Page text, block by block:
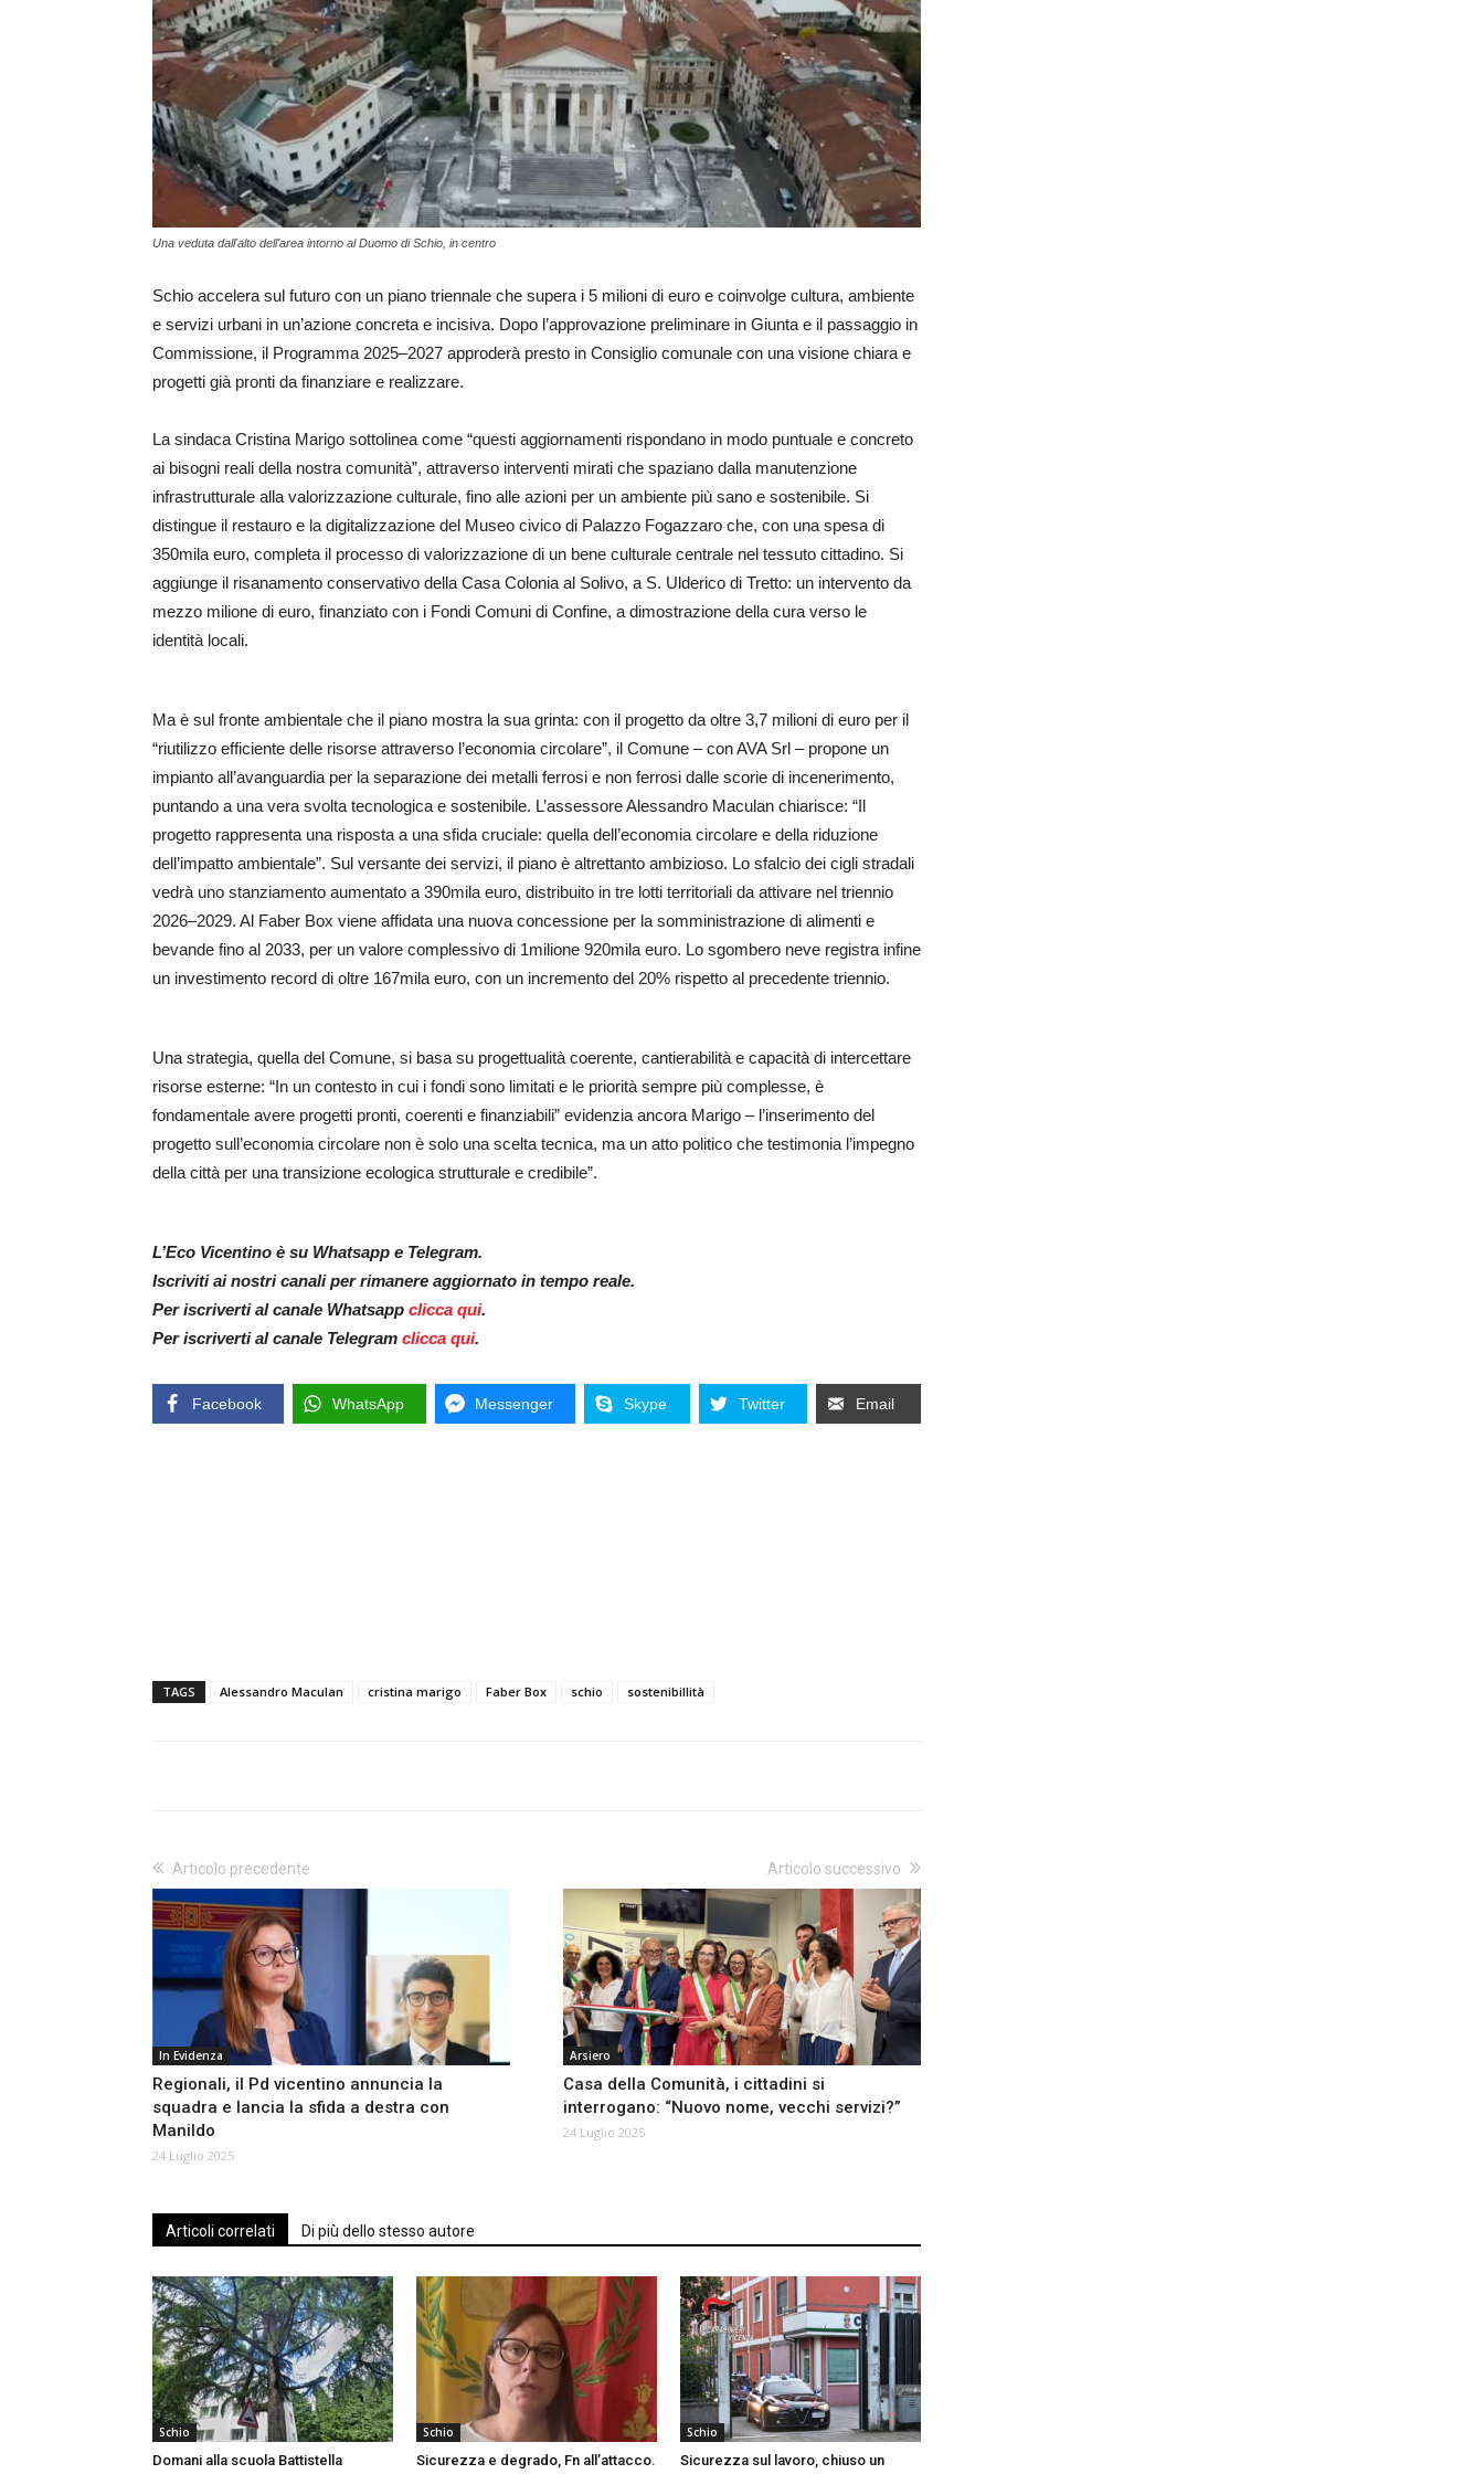
Una veduta dall'alto dell'area intorno al Duomo di Schio, in centro
Schio accelera sul futuro con un piano triennale che supera i 5 milioni di euro e coinvolge cultura, ambiente
e servizi urbani in un’azione concreta e incisiva. Dopo l’approvazione preliminare in Giunta e il passaggio in
Commissione, il Programma 2025–2027 approderà presto in Consiglio comunale con una visione chiara e
progetti già pronti da finanziare e realizzare.
La sindaca Cristina Marigo sottolinea come “questi aggiornamenti rispondano in modo puntuale e concreto
ai bisogni reali della nostra comunità”, attraverso interventi mirati che spaziano dalla manutenzione
infrastrutturale alla valorizzazione culturale, fino alle azioni per un ambiente più sano e sostenibile. Si
distingue il restauro e la digitalizzazione del Museo civico di Palazzo Fogazzaro che, con una spesa di
350mila euro, completa il processo di valorizzazione di un bene culturale centrale nel tessuto cittadino. Si
aggiunge il risanamento conservativo della Casa Colonia al Solivo, a S. Ulderico di Tretto: un intervento da
mezzo milione di euro, finanziato con i Fondi Comuni di Confine, a dimostrazione della cura verso le
identità locali.
Ma è sul fronte ambientale che il piano mostra la sua grinta: con il progetto da oltre 3,7 milioni di euro per il
“riutilizzo efficiente delle risorse attraverso l’economia circolare”, il Comune – con AVA Srl – propone un
impianto all’avanguardia per la separazione dei metalli ferrosi e non ferrosi dalle scorie di incenerimento,
puntando a una vera svolta tecnologica e sostenibile. L’assessore Alessandro Maculan chiarisce: “Il
progetto rappresenta una risposta a una sfida cruciale: quella dell’economia circolare e della riduzione
dell’impatto ambientale”. Sul versante dei servizi, il piano è altrettanto ambizioso. Lo sfalcio dei cigli stradali
vedrà uno stanziamento aumentato a 390mila euro, distribuito in tre lotti territoriali da attivare nel triennio
2026–2029. Al Faber Box viene affidata una nuova concessione per la somministrazione di alimenti e
bevande fino al 2033, per un valore complessivo di 1milione 920mila euro. Lo sgombero neve registra infine
un investimento record di oltre 167mila euro, con un incremento del 20% rispetto al precedente triennio.
Una strategia, quella del Comune, si basa su progettualità coerente, cantierabilità e capacità di intercettare
risorse esterne: “In un contesto in cui i fondi sono limitati e le priorità sempre più complesse, è
fondamentale avere progetti pronti, coerenti e finanziabili” evidenzia ancora Marigo – l’inserimento del
progetto sull’economia circolare non è solo una scelta tecnica, ma un atto politico che testimonia l’impegno
della città per una transizione ecologica strutturale e credibile”.
L’Eco Vicentino è su Whatsapp e Telegram.
Iscriviti ai nostri canali per rimanere aggiornato in tempo reale.
Per iscriverti al canale Whatsapp clicca qui.
Per iscriverti al canale Telegram clicca qui.
Facebook WhatsApp Messenger Skype Twitter Email
TAGS Alessandro Maculan cristina marigo Faber Box schio sostenibillità
Articolo precedente
In Evidenza
Regionali, il Pd vicentino annuncia la
squadra e lancia la sfida a destra con
Manildo
24 Luglio 2025
Articolo successivo
Arsiero
Casa della Comunità, i cittadini si
interrogano: “Nuovo nome, vecchi servizi?”
24 Luglio 2025
Articoli correlati Di più dello stesso autore
Schio
Domani alla scuola Battistella
Schio
Sicurezza e degrado, Fn all’attacco.
Schio
Sicurezza sul lavoro, chiuso un